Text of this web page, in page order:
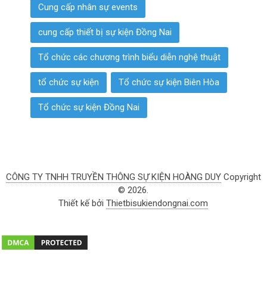
Cung cấp nhân sự events
cung cấp thiết bị sự kiện Đồng Nai
Tổ chức các chương trình biểu diễn nghệ thuật
tổ chức sự kiện Tổ chức sự kiện Biên Hòa
Tổ chức sự kiện Đồng Nai
CÔNG TY TNHH TRUYỀN THÔNG SỰ KIỆN HOÀNG DUYCopyright
© 2026.
Thiết kế bởiThietbisukiendongnai.com